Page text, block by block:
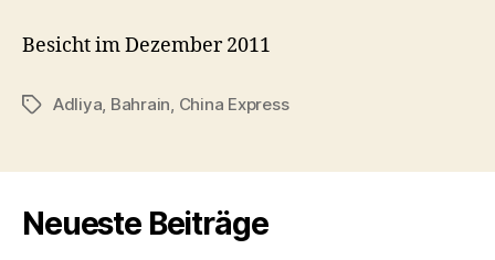
Besicht im Dezember 2011
Schlagwörter
Adliya Bahrain China Express
Neueste Beiträge